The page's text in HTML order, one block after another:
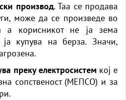
производ. Таа се продава
може да се произведе во
а корисникот не ја зема
ја купува на берза. Значи,
преку електросистем кој е
сопственост (МЕПСО) и за